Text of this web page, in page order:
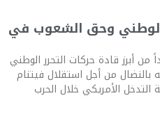
وحق الشعوب في
(1890–1969) واحداً من أبرز قادة حركات التحرر الوطني
بالنضال من أجل استقلال فيتنام
الأمريكي خلال الحرب